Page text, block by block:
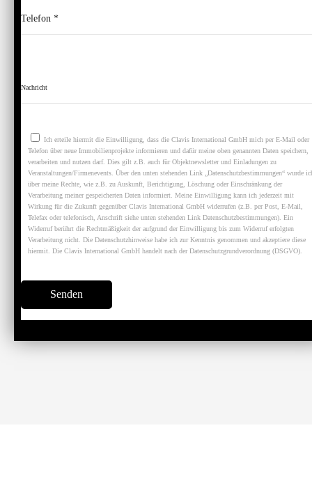
Ich erteile hiermit die Einwilligung, dass die Clavis International GmbH mich per E-Mail oder
Telefon über neue Immobilienprojekte informieren und dafür meine oben genannten Daten speichern,
verarbeiten und nutzen darf. Dies gilt z.B. auch für Objektnewsletter und Einladungen zu
Veranstaltungen/Firmenevents. Über den unten stehenden Link „Datenschutzbestimmungen“ wurde
über meine Rechte, wie z.B. zu Auskunft, Berichtigung, Löschung oder Einschränkung der
Verarbeitung meiner gespeicherten Daten informiert. Meine Einwilligung kann ich jederzeit mit
Wirkung für die Zukunft gegenüber Clavis International GmbH widerrufen (z.B. per Post, E-Mail,
Telefax oder telefonisch, Anschrift siehe unten stehenden Link Datenschutzbestimmungen). Ein
Widerruf berührt die Rechtmäßigkeit der aufgrund der Einwilligung bis zum Widerruf erfolgten
Verarbeitung nicht. Die Datenschutzhinweise habe ich zur Kenntnis genommen und akzeptiere diese
hiermit. Die Clavis International GmbH handelt nach der Datenschutzgrundverordnung (DSGVO).